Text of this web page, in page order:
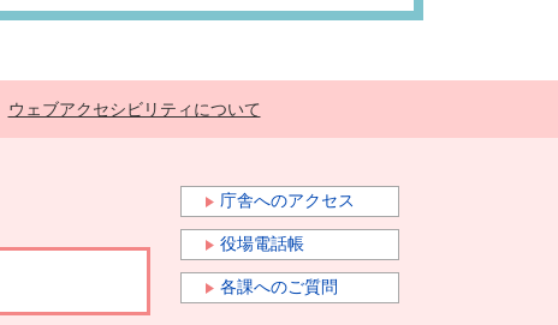
ウェブアクセシビリティについて
庁舎へのアクセス
役場電話帳
各課へのご質問